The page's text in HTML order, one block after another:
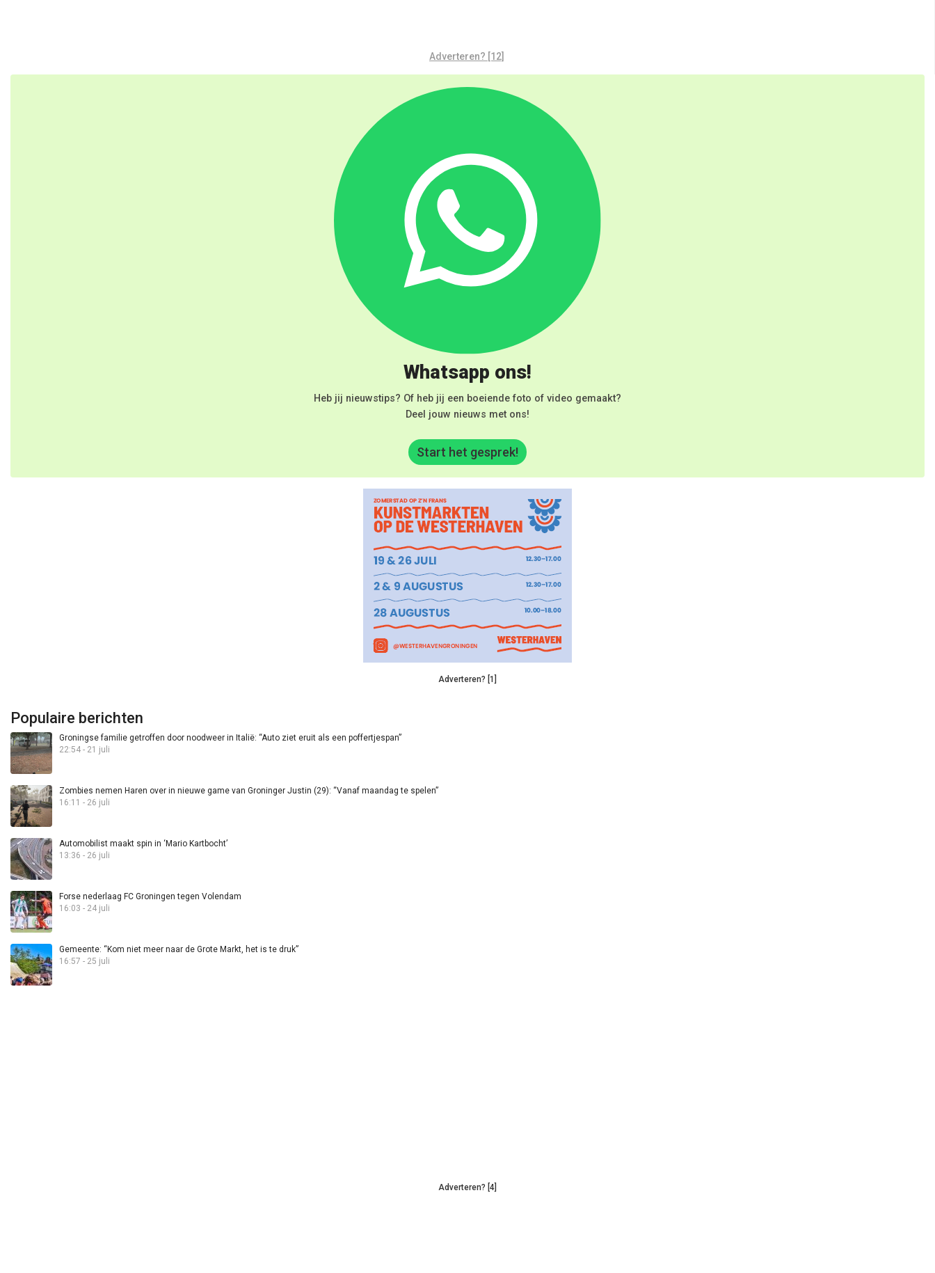
Adverteren? [12]
Whatsapp ons!
Heb jij nieuwstips? Of heb jij een boeiende foto of video gemaakt?
Deel jouw nieuws met ons!
Start het gesprek!
Adverteren? [1]
Populaire berichten
Groningse familie getroffen door noodweer in Italië: “Auto ziet eruit als een poffertjespan”
22:54 - 21 juli
Zombies nemen Haren over in nieuwe game van Groninger Justin (29): “Vanaf maandag te spelen”
16:11 - 26 juli
Automobilist maakt spin in ‘Mario Kartbocht’
13:36 - 26 juli
Forse nederlaag FC Groningen tegen Volendam
16:03 - 24 juli
Gemeente: “Kom niet meer naar de Grote Markt, het is te druk”
16:57 - 25 juli
Adverteren? [4]